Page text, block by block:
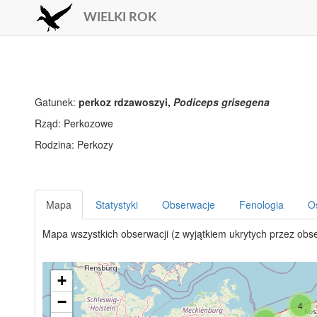
WIELKI ROK
Gatunek: perkoz rdzawoszyi, Podiceps grisegena
Rząd: Perkozowe
Rodzina: Perkozy
Mapa Statystyki Obserwacje Fenologia
Mapa wszystkich obserwacji (z wyjątkiem ukrytych przez
4
+
−